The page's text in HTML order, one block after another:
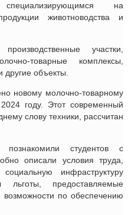
на
животноводства и
участки,
товарные комплексы,
объекты.
новому молочно-товарному
году. Этот современный
слову техники, рассчитан
познакомили студентов с
описали условия труда,
инфраструктуру
льготы, предоставляемые
по обеспечению